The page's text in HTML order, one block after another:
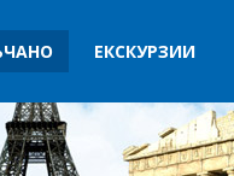
ЕКСКУРЗИИ